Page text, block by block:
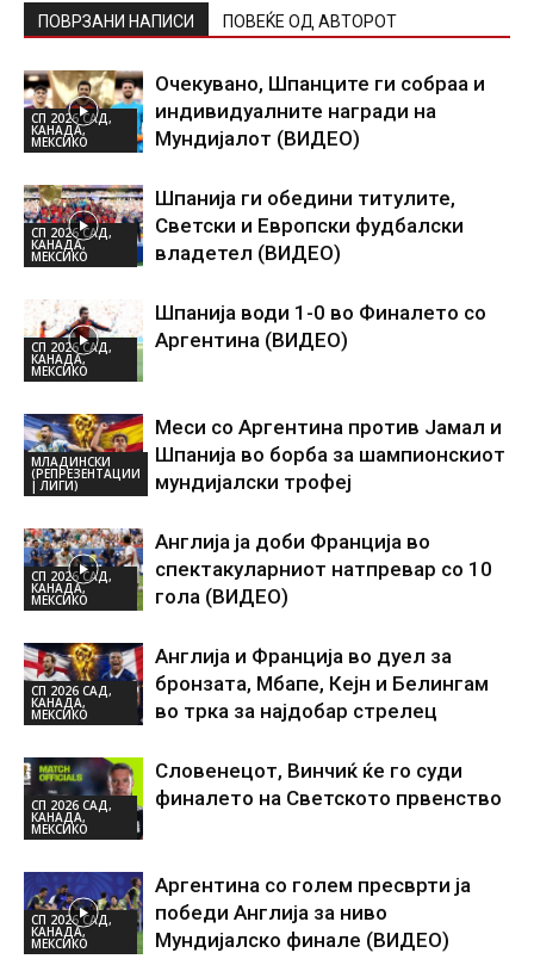
ПОВРЗАНИ НАПИСИ ПОВЕЌЕ ОД АВТОРОТ
СП 2026 САД,
КАНАДА,
МЕКСИКО
Очекувано, Шпанците ги собраа и
индивидуалните награди на
Мундијалот (ВИДЕО)
СП 2026 САД,
КАНАДА,
МЕКСИКО
Шпанија ги обедини титулите,
Светски и Европски фудбалски
владетел (ВИДЕО)
СП 2026 САД,
КАНАДА,
МЕКСИКО
Шпанија води 1-0 во Финалето со
Аргентина (ВИДЕО)
МЛАДИНСКИ
(РЕПРЕЗЕНТАЦИИ
| ЛИГИ)
Меси со Аргентина против Јамал и
Шпанија во борба за шампионскиот
мундијалски трофеј
СП 2026 САД,
КАНАДА,
МЕКСИКО
Англија ја доби Франција во
спектакуларниот натпревар со 10
гола (ВИДЕО)
СП 2026 САД,
КАНАДА,
МЕКСИКО
Англија и Франција во дуел за
бронзата, Мбапе, Кејн и Белингам
во трка за најдобар стрелец
СП 2026 САД,
КАНАДА,
МЕКСИКО
Словенецот, Винчиќ ќе го суди
финалето на Светското првенство
СП 2026 САД,
КАНАДА,
МЕКСИКО
Аргентина со голем пресврти ја
победи Англија за ниво
Мундијалско финале (ВИДЕО)